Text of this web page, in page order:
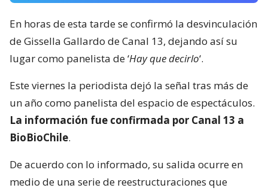
En horas de esta tarde se confirmó la desvinculación
de Gissella Gallardo de Canal 13, dejando así su
lugar como panelista de ‘Hay que decirlo‘.
Este viernes la periodista dejó la señal tras más de
un año como panelista del espacio de espectáculos.
La información fue confirmada por Canal 13 a
BioBioChile.
De acuerdo con lo informado, su salida ocurre en
medio de una serie de reestructuraciones que